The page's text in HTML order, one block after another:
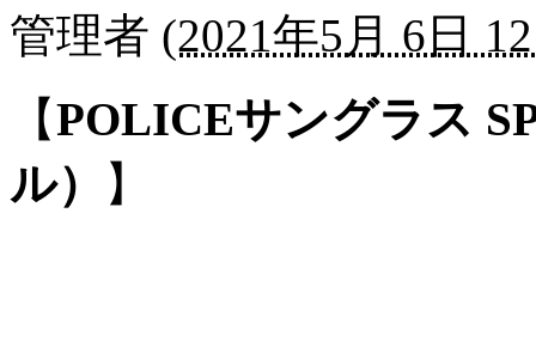
管理者 (2021年5月 6日
【POLICEサングラス
ル）
】